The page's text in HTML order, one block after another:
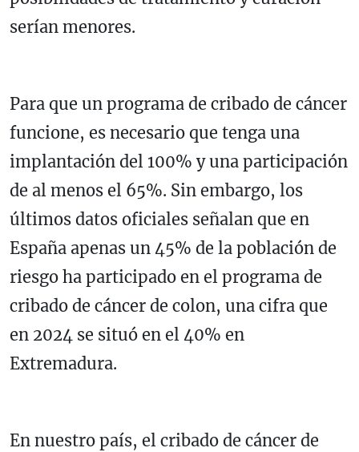
serían menores.
Para que un programa de cribado de cáncer
funcione, es necesario que tenga una
implantación del 100% y una participación
de al menos el 65%. Sin embargo, los
últimos datos oficiales señalan que en
España apenas un 45% de la población de
riesgo ha participado en el programa de
cribado de cáncer de colon, una cifra que
en 2024 se situó en el 40% en
Extremadura.
En nuestro país, el cribado de cáncer de